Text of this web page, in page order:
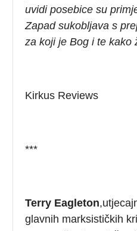
uvidi posebice su
Zapad sukobljava s
za koji je Bog i te kako
Kirkus Reviews
***
Terry Eagleton
glavnih marksističkih